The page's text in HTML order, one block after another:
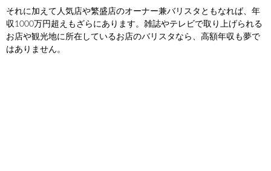
それに加えて人気店や繁盛店のオーナー兼バリスタともなれば、年
収1000万円超えもざらにあります。雑誌やテレビで取り上げられる
お店や観光地に所在しているお店のバリスタなら、高額年収も夢で
はありません。